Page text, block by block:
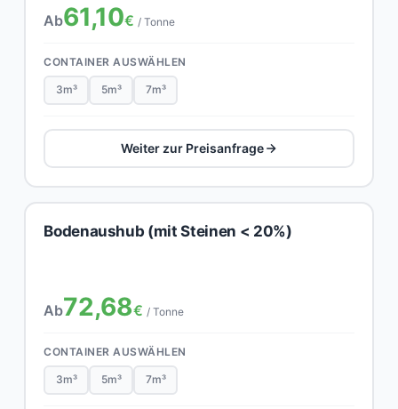
Ab61,10€ / Tonne
CONTAINER AUSWÄHLEN
3m³ 5m³ 7m³
Weiter zur Preisanfrage
Bodenaushub (mit Steinen < 20%)
Ab72,68€ / Tonne
CONTAINER AUSWÄHLEN
3m³ 5m³ 7m³